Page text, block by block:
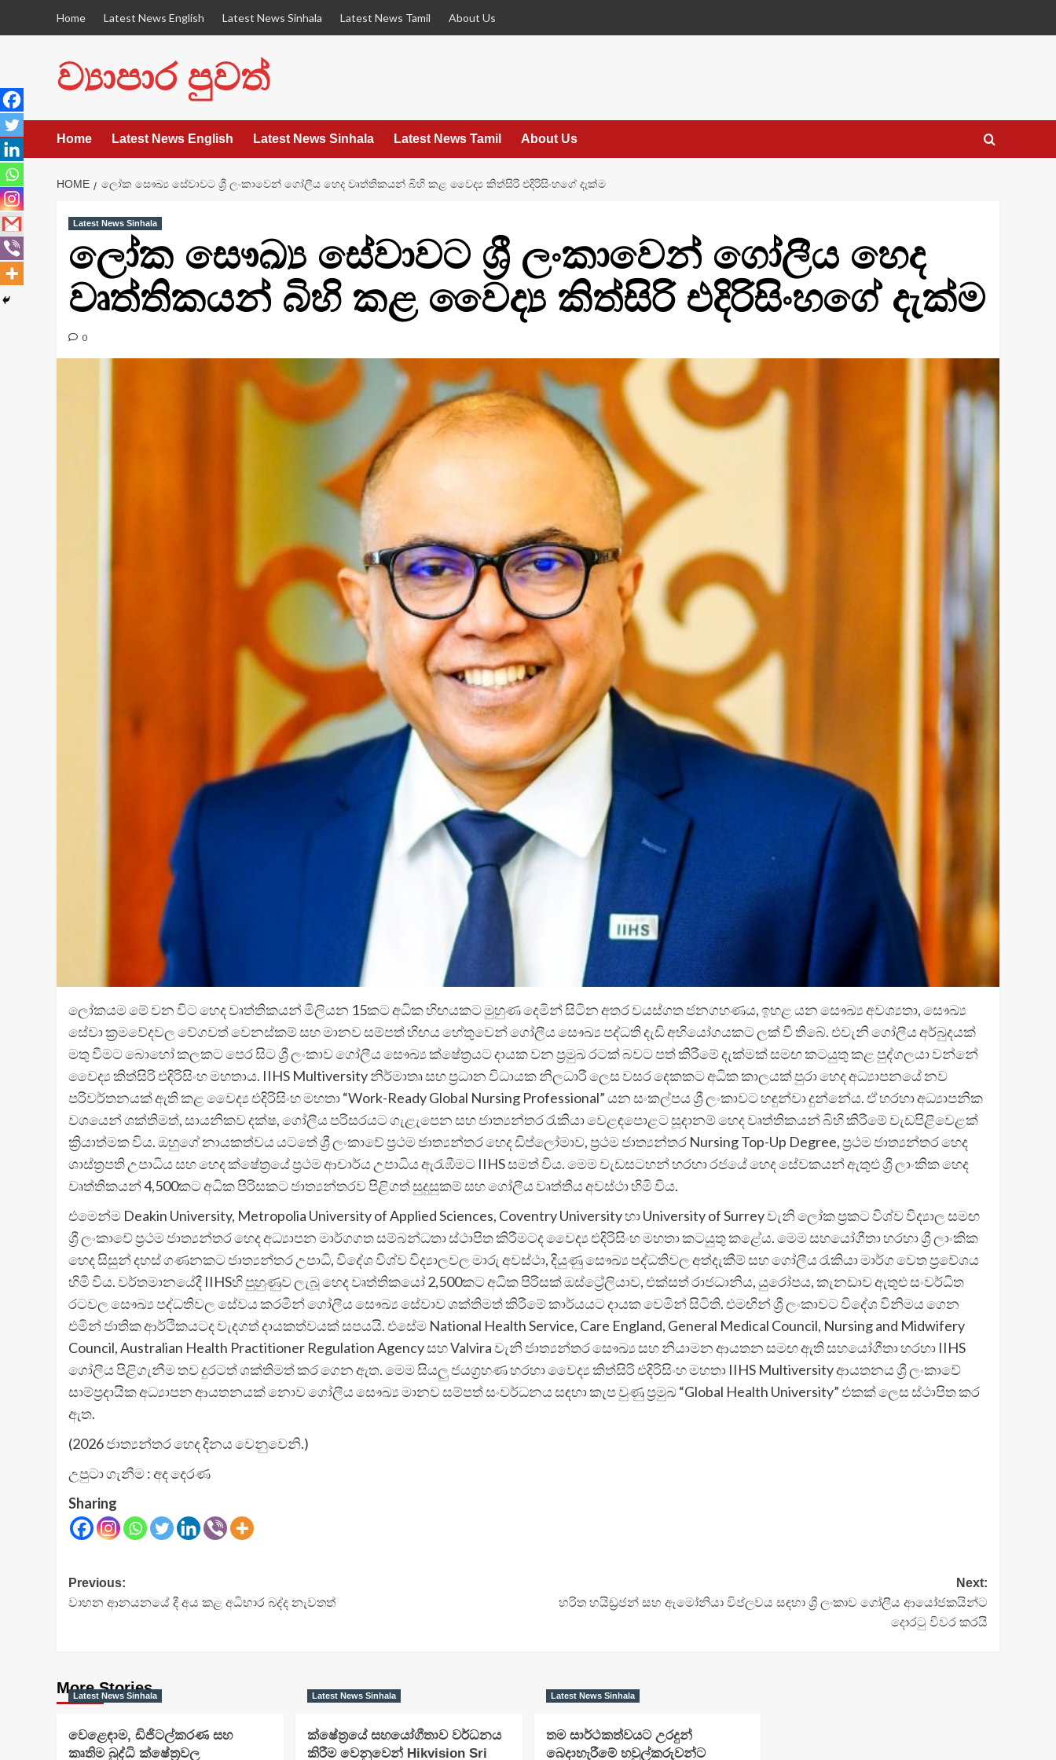
Home Latest News English Latest News Sinhala Latest News Tamil About Us
ව්‍යාපාර පුවත්
Home Latest News English Latest News Sinhala Latest News Tamil About Us
HOME ලෝක සෞඛ්‍ය සේවාවට ශ්‍රී ලංකාවෙන් ගෝලීය හෙද වෘත්තිකයන් බිහි කළ වෛද්‍ය කිත්සිරි එදිරිසිංහගේ දැක්ම
Latest News Sinhala
ලෝක සෞඛ්‍ය සේවාවට ශ්‍රී ලංකාවෙන් ගෝලීය හෙද
වෘත්තිකයන් බිහි කළ වෛද්‍ය කිත්සිරි එදිරිසිංහගේ දැක්ම
0
ලෝකයම මේ වන විට හෙද වෘත්තිකයන් මිලියන 15කට අධික හිඟයකට මුහුණ දෙමින් සිටින අතර වයස්ගත ජනගහණය, ඉහළ යන සෞඛ්‍ය අවශ්‍යතා, සෞඛ්‍ය
සේවා ක්‍රමවේදවල වේගවත් වෙනස්කම් සහ මානව සම්පත් හිඟය හේතුවෙන් ගෝලීය සෞඛ්‍ය පද්ධති දැඩි අභියෝගයකට ලක් වී තිබේ. එවැනි ගෝලීය අර්බුදයක්
මතු වීමට බොහෝ කලකට පෙර සිට ශ්‍රී ලංකාව ගෝලීය සෞඛ්‍ය ක්ෂේත්‍රයට දායක වන ප්‍රමුඛ රටක් බවට පත් කිරීමේ දැක්මක් සමඟ කටයුතු කළ පුද්ගලයා වන්නේ
වෛද්‍ය කිත්සිරි එදිරිසිංහ මහතාය. IIHS Multiversity නිර්මාතෘ සහ ප්‍රධාන විධායක නිලධාරී ලෙස වසර දෙකකට අධික කාලයක් පුරා හෙද අධ්‍යාපනයේ නව
පරිවර්තනයක් ඇති කළ වෛද්‍ය එදිරිසිංහ මහතා “Work-Ready Global Nursing Professional” යන සංකල්පය ශ්‍රී ලංකාවට හඳුන්වා දුන්නේය. ඒ හරහා අධ්‍යාපනික
වශයෙන් ශක්තිමත්, සායනිකව දක්ෂ, ගෝලීය පරිසරයට ගැළැපෙන සහ ජාත්‍යන්තර රැකියා වෙළඳපොළට සූදානම් හෙද වෘත්තිකයන් බිහි කිරීමේ වැඩපිළිවෙළක්
ක්‍රියාත්මක විය. ඔහුගේ නායකත්වය යටතේ ශ්‍රී ලංකාවේ ප්‍රථම ජාත්‍යන්තර හෙද ඩිප්ලෝමාව, ප්‍රථම ජාත්‍යන්තර Nursing Top-Up Degree, ප්‍රථම ජාත්‍යන්තර හෙද
ශාස්ත්‍රපති උපාධිය සහ හෙද ක්ෂේත්‍රයේ ප්‍රථම ආචාර්ය උපාධිය ඇරැඹීමට IIHS සමත් විය. මෙම වැඩසටහන් හරහා රජයේ හෙද සේවකයන් ඇතුළු ශ්‍රී ලාංකික හෙද
වෘත්තිකයන් 4,500කට අධික පිරිසකට ජාත්‍යන්තරව පිළිගත් සුදුසුකම් සහ ගෝලීය වෘත්තීය අවස්ථා හිමි විය.
එමෙන්ම Deakin University, Metropolia University of Applied Sciences, Coventry University හා University of Surrey වැනි ලෝක ප්‍රකට විශ්ව විද්‍යාල සමඟ
ශ්‍රී ලංකාවේ ප්‍රථම ජාත්‍යන්තර හෙද අධ්‍යාපන මාර්ගගත සම්බන්ධතා ස්ථාපිත කිරීමටද වෛද්‍ය එදිරිසිංහ මහතා කටයුතු කළේය. මෙම සහයෝගීතා හරහා ශ්‍රී ලාංකික
හෙද සිසුන් දහස් ගණනකට ජාත්‍යන්තර උපාධි, විදේශ විශ්ව විද්‍යාලවල මාරු අවස්ථා, දියුණු සෞඛ්‍ය පද්ධතිවල අත්දැකීම් සහ ගෝලීය රැකියා මාර්ග වෙත ප්‍රවේශය
හිමි විය. වර්තමානයේදී IIHSහි පුහුණුව ලැබූ හෙද වෘත්තිකයෝ 2,500කට අධික පිරිසක් ඔස්ට්‍රේලියාව, එක්සත් රාජධානිය, යුරෝපය, කැනඩාව ඇතුළු සංවර්ධිත
රටවල සෞඛ්‍ය පද්ධතිවල සේවය කරමින් ගෝලීය සෞඛ්‍ය සේවාව ශක්තිමත් කිරීමේ කාර්යයට දායක වෙමින් සිටිති. එමඟින් ශ්‍රී ලංකාවට විදේශ විනිමය ගෙන
එමින් ජාතික ආර්ථිකයටද වැදගත් දායකත්වයක් සපයයි. එසේම National Health Service, Care England, General Medical Council, Nursing and Midwifery
Council, Australian Health Practitioner Regulation Agency සහ Valvira වැනි ජාත්‍යන්තර සෞඛ්‍ය සහ නියාමන ආයතන සමඟ ඇති සහයෝගීතා හරහා IIHS
ගෝලීය පිළිගැනීම තව දුරටත් ශක්තිමත් කර ගෙන ඇත. මෙම සියලු ජයග්‍රහණ හරහා වෛද්‍ය කිත්සිරි එදිරිසිංහ මහතා IIHS Multiversity ආයතනය ශ්‍රී ලංකාවේ
සාම්ප්‍රදායික අධ්‍යාපන ආයතනයක් නොව ගෝලීය සෞඛ්‍ය මානව සම්පත් සංවර්ධනය සඳහා කැප වුණු ප්‍රමුඛ “Global Health University” එකක් ලෙස ස්ථාපිත කර
ඇත.
(2026 ජාත්‍යන්තර හෙද දිනය වෙනුවෙනි.)
උපුටා ගැනීම : අද දෙරණ
Sharing
Post
navigation
Previous:
වාහන ආනයනයේ දී අය කළ අධිභාර බද්ද නැවතත්
Next:
හරිත හයිඩ්‍රජන් සහ ඇමෝනියා විප්ලවය සඳහා ශ්‍රී ලංකාව ගෝලීය ආයෝජකයින්ට
දොරටු විවර කරයි
More Stories
Latest News Sinhala
වෙළෙඳාම, ඩිජිටල්කරණ සහ
කෘතිම බුද්ධි ක්ෂේත්‍රවල
Latest News Sinhala
ක්ෂේත්‍රයේ සහයෝගීතාව වර්ධනය
කිරීම වෙනුවෙන් Hikvision Sri
Latest News Sinhala
තම සාර්ථකත්වයට උරදුන්
බෙදාහැරීමේ හවුල්කරුවන්ට